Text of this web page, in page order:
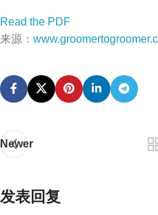
Read the PDF
来源：
Newer
发表回复